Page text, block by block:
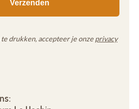
drukken, accepteer je onze privacy